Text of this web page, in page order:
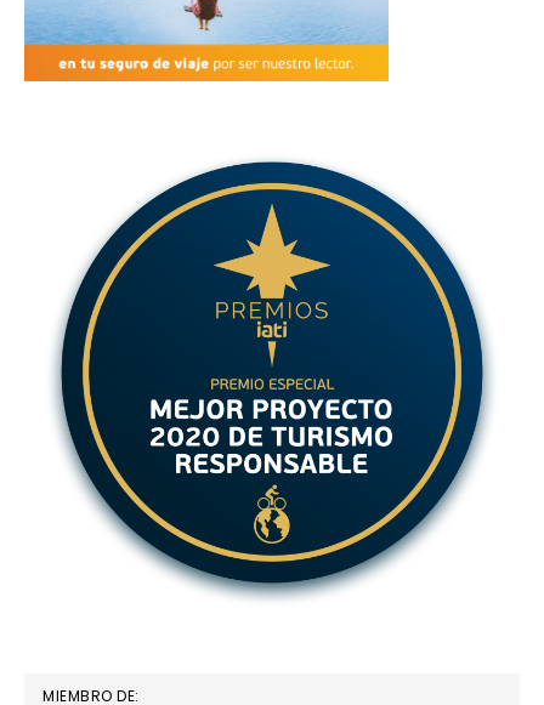
MIEMBRO DE: